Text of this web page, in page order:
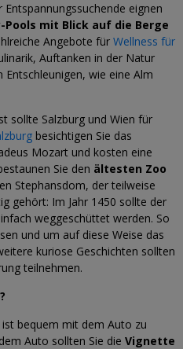
eignen
Pools mit Blick auf die Berge
Angebote für Wellness für
Auftanken in der Natur
wie eine Alm
sollte Salzburg und Wien für
besichtigen Sie das
Mozart und kosten eine
Sie den ältesten Zoo
Stephansdom, der teilweise
gehört: Im Jahr 1450 sollte der
weggeschüttet werden. So
und um auf diese Weise das
kuriose Geschichten sollten
teilnehmen.
bequem mit dem Auto zu
Auto sollten Sie die Vignette